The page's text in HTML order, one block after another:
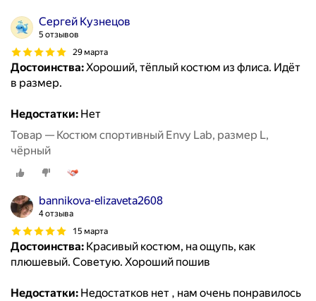
Сергей Кузнецов
5 отзывов
29 марта
Достоинства:Хороший, тёплый костюм из флиса. Идёт
в размер.
Недостатки: Нет
Товар — Костюм спортивный Envy Lab, размер L,
чёрный
bannikova-elizaveta2608
4 отзыва
15 марта
Достоинства: Красивый костюм, на ощупь, как
плюшевый. Советую. Хороший пошив
Недостатки: Недостатков нет , нам очень понравилось